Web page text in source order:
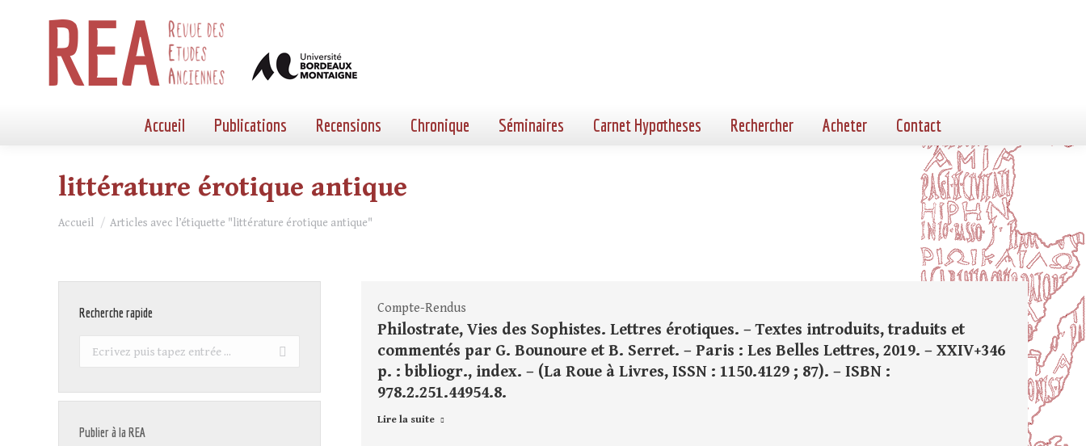
Accueil Publications Recensions Chronique Séminaires Carnet Hypotheses Rechercher Acheter Contact
littérature érotique antique
Vous êtes ici :
Accueil Articles avec l’étiquette "littérature érotique antique"
Compte-Rendus
Philostrate, Vies des Sophistes. Lettres érotiques. – Textes introduits, traduits et
commentés par G. Bounoure et B. Serret. – Paris : Les Belles Lettres, 2019. – XXIV+346
p. : bibliogr., index. – (La Roue à Livres, ISSN : 1150.4129 ; 87). – ISBN :
978.2.251.44954.8.
Lire la suite
Recherche rapide
Recherche
Publier à la REA